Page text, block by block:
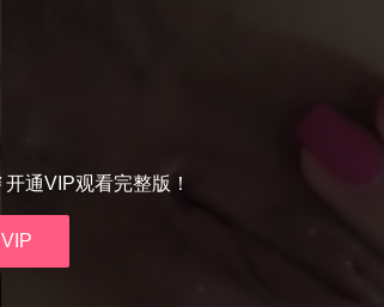
通VIP观看完整版！